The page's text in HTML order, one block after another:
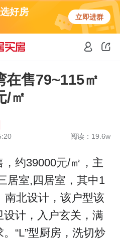
好房
立即进群
在售79~115㎡
/㎡
阅读：19.6w
约39000元/㎡，主
居室,四居室，其中1
南北设计，该户型该
设计，入户玄关，满
“L”型厨房，洗切炒